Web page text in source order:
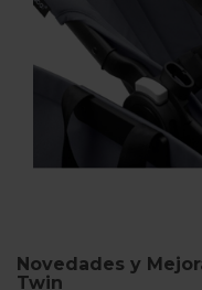
Novedades y
Twin